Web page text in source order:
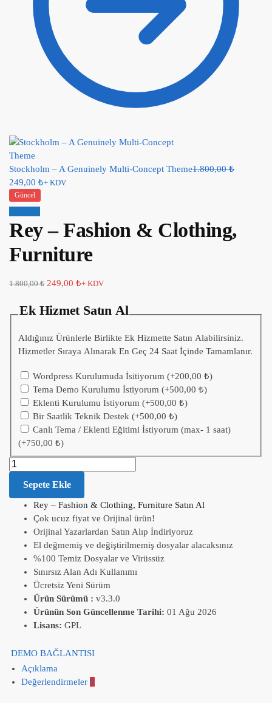
Stockholm – A Genuinely Multi-Concept Theme1.800,00₺
249,00 ₺+ KDV
Güncel
Rey – Fashion & Clothing,
Furniture
1.800,00₺ 249,00 ₺+ KDV
Ek Hizmet Satın Al
Aldığınız Ürünlerle Birlikte Ek Hizmette Satın Alabilirsiniz.
Hizmetler Sıraya Alınarak En Geç 24 Saat İçinde Tamamlanır.
Wordpress Kurulumuda İsitiyorum(+200,00₺)
Tema Demo Kurulumu İstiyorum(+500,00₺)
Eklenti Kurulumu İstiyorum(+500,00₺)
Bir Saatlik Teknik Destek(+500,00₺)
Canlı Tema / Eklenti Eğitimi İstiyorum (max- 1 saat)
(+750,00₺)
Sepete Ekle
Rey – Fashion & Clothing, Furniture Satın Al
Çok ucuz fiyat ve Orijinal ürün!
Orijinal Yazarlardan Satın Alıp İndiriyoruz
El değmemiş ve değiştirilmemiş dosyalar alacaksınız
%100 Temiz Dosyalar ve Virüssüz
Sınırsız Alan Adı Kullanımı
Ücretsiz Yeni Sürüm
Ürün Sürümü : v3.3.0
Ürünün Son Güncellenme Tarihi: 01 Ağu 2026
Lisans: GPL
DEMO BAĞLANTISI
Açıklama
Değerlendirmeler 0